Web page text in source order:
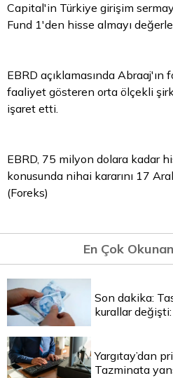
Capital'in Türkiye girişim
Fund 1'den hisse almayı
EBRD açıklamasında Abraaj'ın
faaliyet gösteren orta ölçekli
işaret etti.
EBRD, 75 milyon dolara kadar
konusunda nihai kararını 17
(Foreks)
En Çok
Son dakika:
kurallar değişti:
Yargıtay’dan
Tazminata